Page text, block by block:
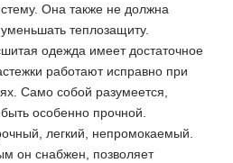
Она также не должна
теплозащиту.
одежда имеет достаточное
работают исправно при
Само собой разумеется,
особенно прочной.
легкий, непромокаемый.
он снабжен, позволяет